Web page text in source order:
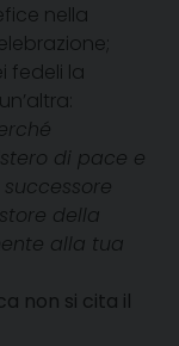
nella
fedeli la
di pace e
della
alla tua
non si cita il